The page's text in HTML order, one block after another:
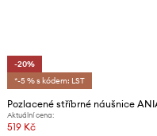
-20%
*-5 % s kódem: LST
Aktuální cena:
519 Kč